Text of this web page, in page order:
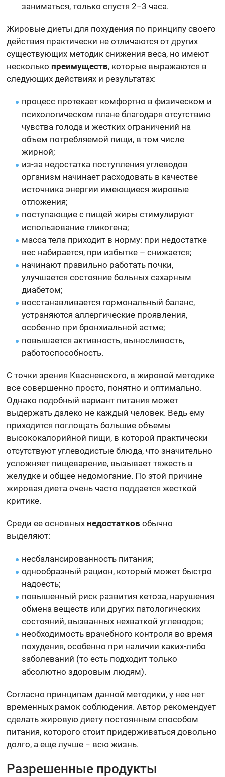
заниматься, только спустя 2−3 часа.
Жировые диеты для похудения по принципу своего
действия практически не отличаются от других
существующих методик снижения веса, но имеют
несколько преимуществ, которые выражаются в
следующих действиях и результатах:
процесс протекает комфортно в физическом и
психологическом плане благодаря отсутствию
чувства голода и жестких ограничений на
объем потребляемой пищи, в том числе
жирной;
из-за недостатка поступления углеводов
организм начинает расходовать в качестве
источника энергии имеющиеся жировые
отложения;
поступающие с пищей жиры стимулируют
использование гликогена;
масса тела приходит в норму: при недостатке
вес набирается, при избытке – снижается;
начинают правильно работать почки,
улучшается состояние больных сахарным
диабетом;
восстанавливается гормональный баланс,
устраняются аллергические проявления,
особенно при бронхиальной астме;
повышается активность, выносливость,
работоспособность.
С точки зрения Квасневского, в жировой методике
все совершенно просто, понятно и оптимально.
Однако подобный вариант питания может
выдержать далеко не каждый человек. Ведь ему
приходится поглощать большие объемы
высококалорийной пищи, в которой практически
отсутствуют углеводистые блюда, что значительно
усложняет пищеварение, вызывает тяжесть в
желудке и общее недомогание. По этой причине
жировая диета очень часто поддается жесткой
критике.
Среди ее основных недостатков обычно
выделяют:
несбалансированность питания;
однообразный рацион, который может быстро
надоесть;
повышенный риск развития кетоза, нарушения
обмена веществ или других патологических
состояний, вызванных нехваткой углеводов;
необходимость врачебного контроля во время
похудения, особенно при наличии каких-либо
заболеваний (то есть подходит только
абсолютно здоровым людям).
Согласно принципам данной методики, у нее нет
временных рамок соблюдения. Автор рекомендует
сделать жировую диету постоянным способом
питания, которого стоит придерживаться довольно
долго, а еще лучше − всю жизнь.
Разрешенные продукты